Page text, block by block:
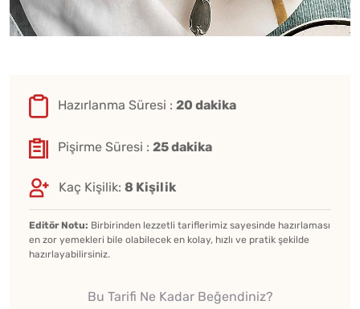
Hazırlanma Süresi : 20 dakika
Pişirme Süresi : 25 dakika
Kaç Kişilik: 8 Kişilik
Editör Notu: Birbirinden lezzetli tariflerimiz sayesinde hazırlaması
en zor yemekleri bile olabilecek en kolay, hızlı ve pratik şekilde
hazırlayabilirsiniz.
Bu Tarifi Ne Kadar Beğendiniz?